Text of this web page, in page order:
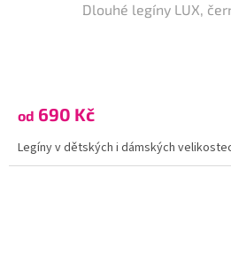
Dlouhé legíny LUX,
od 690 Kč
Legíny v dětských i dámských